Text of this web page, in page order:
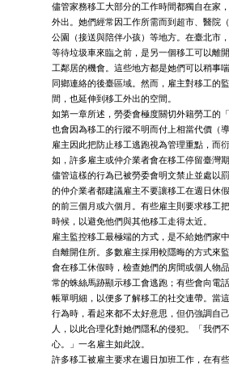
儘管家務移工大部分的工作時間都獨自在家
外出。她們經常因工作所需而到超市、醫院
公園（接送與陪伴小孩）等地方。在臺北市
等待垃圾車來臨之前，是另一個移工可以離
工鄰居的機會。這些地方都是她們可以稍事
同鄉連絡的後臺區域。然而，雇主對移工的
間，也延伸到移工外出的空間。
如第一章所述，勞委會極度關切外籍勞工的
也會因為移工的行蹤不明而付上相當代價（
雇主因此把防止移工逃跑視為管理重點，而
如，許多雇主或仲介業者會在移工停留臺灣
儘管這樣的行為已被勞委會明文禁止並處以
的仲介業者都建議雇主不要讓移工在週日休
的前三個月或六個月。有些雇主則要求移工
時候，以避免他們與其他移工走得太近。
雇主監控移工最極端的方式，是不給她們家
自離開住所。多數雇主採用較隱晦的方式來
會在移工休假時，檢查她們的房間或個人物
常的蛛絲馬跡顯示移工會逃跑；有些會向電
帳單明細，以便多了解移工的社交連帶。當
行為時，看起來都不太好意思，但仍強調自
人，以此合理化對她們隱私的侵犯。「我們
心。」一名雇主如此說。
許多移工被雇主要求在週日加班工作，在有